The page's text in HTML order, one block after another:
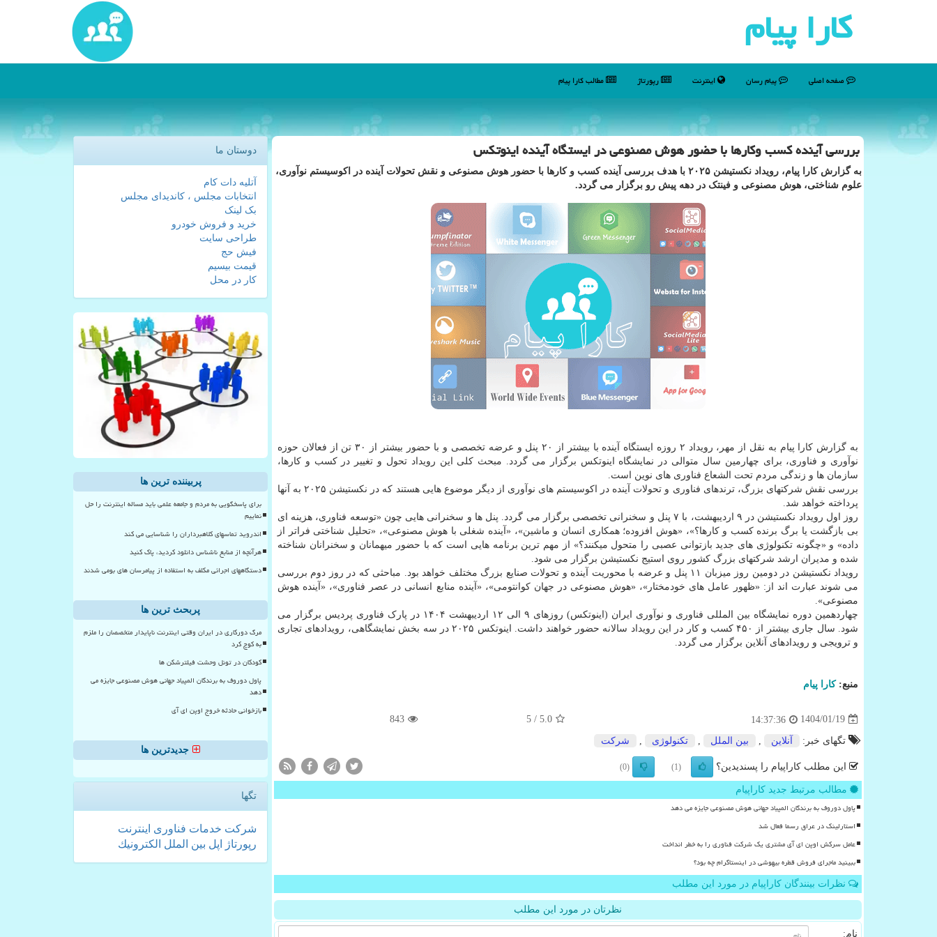
كارا پیام
صفحه اصلی پیام رسان اینترنت رپورتاژ مطالب كارا پیام
بررسی آینده کسب وکارها با حضور هوش مصنوعی در ایستگاه آینده اینوتکس
به گزارش کارا پیام، رویداد نکستیشن ۲۰۲۵ با هدف بررسی آینده کسب و کارها با حضور هوش مصنوعی و نقش تحولات آینده در اکوسیستم نوآوری،
علوم شناختی، هوش مصنوعی و فینتک در دهه پیش رو برگزار می گردد.
به گزارش کارا پیام به نقل از مهر، رویداد ۲ روزه ایستگاه آینده با بیشتر از ۲۰ پنل و عرضه تخصصی و با حضور بیشتر از ۳۰ تن از فعالان حوزه
نوآوری و فناوری، برای چهارمین سال متوالی در نمایشگاه اینوتکس برگزار می گردد. مبحث کلی این رویداد تحول و تغییر در کسب و کارها،
سازمان ها و زندگی مردم تحت الشعاع فناوری های نوین است.
بررسی نقش شرکتهای بزرگ، ترندهای فناوری و تحولات آینده در اکوسیستم های نوآوری از دیگر موضوع هایی هستند که در نکستیشن ۲۰۲۵ به آنها
پرداخته خواهد شد.
روز اول رویداد نکستیشن در ۹ اردیبهشت، با ۷ پنل و سخنرانی تخصصی برگزار می گردد. پنل ها و سخنرانی هایی چون «توسعه فناوری، هزینه ای
بی بازگشت یا برگ برنده کسب و کارها؟»، «هوش افزوده؛ همکاری انسان و ماشین»، «آینده شغلی با هوش مصنوعی»، «تحلیل شناختی فراتر از
داده» و «چگونه تکنولوژی های جدید بازتوانی عصبی را متحول میکنند؟» از مهم ترین برنامه هایی است که با حضور میهمانان و سخنرانان شناخته
شده و مدیران ارشد شرکتهای بزرگ کشور روی استیج نکستیشن برگزار می شود.
رویداد نکستیشن در دومین روز میزبان ۱۱ پنل و عرضه با محوریت آینده و تحولات صنایع بزرگ مختلف خواهد بود. مباحثی که در روز دوم بررسی
می شوند عبارت اند از: «ظهور عامل های خودمختار»، «هوش مصنوعی در جهان کوانتومی»، «آینده منابع انسانی در عصر فناوری»، «آینده هوش
مصنوعی».
چهاردهمین دوره نمایشگاه بین المللی فناوری و نوآوری ایران (اینوتکس) روزهای ۹ الی ۱۲ اردیبهشت ۱۴۰۴ در پارک فناوری پردیس برگزار می
شود. سال جاری بیشتر از ۴۵۰ کسب و کار در این رویداد سالانه حضور خواهند داشت. اینوتکس ۲۰۲۵ در سه بخش نمایشگاهی، رویدادهای تجاری
و ترویجی و رویدادهای آنلاین برگزار می گردد.
منبع:كارا پیام
1404/01/19
14:37:36
5.0
/ 5
843
تگهای خبر: آنلاین بین الملل تكنولوژی شركت
این مطلب کاراپیام را پسندیدین؟ (1)
(0)
مطالب مرتبط جدید کاراپیام
پاول دوروف به برندگان المپیاد جهانی هوش مصنوعی جایزه می دهد
استارلینک در عراق رسما فعال شد
عامل سرکش اوپن ای آی مشتری یک شرکت فناوری را به خطر انداخت
ببینید ماجرای فروش قطره بیهوشی در اینستاگرام چه بود؟
نظرات بینندگان کاراپیام در مورد این مطلب
نظرتان در مورد این مطلب
نام:
دوستان ما
آتلیه دات کام
انتخابات مجلس ، کاندیدای مجلس
بک لینک
خرید و فروش خودرو
طراحی سایت
فیش حج
قیمت بیسیم
کار در محل
پربیننده ترین ها
برای پاسخگویی به مردم و جامعه علمی باید مساله اینترنت را حل
نماییم
اندروید تماسهای کلاهبرداران را شناسایی می کند
هرآنچه از منابع ناشناس دانلود کردید، پاک کنید
دستگاههای اجرائی مکلف به استفاده از پیامرسان های بومی شدند
پربحث ترین ها
مرگ دورکاری در ایران وقتی اینترنت ناپایدار متخصصان را ملزم
به کوچ کرد
کودکان در تونل وحشت فیلترشکن ها
پاول دوروف به برندگان المپیاد جهانی هوش مصنوعی جایزه می
دهد
بازخوانی حادثه خروج اوپن ای آی
جدیدترین ها
تگها
شركت خدمات فناوری اینترنت
رپورتاژ
اپل بین الملل الكترونیك